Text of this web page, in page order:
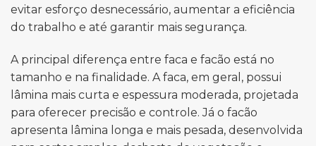
evitar esforço desnecessário, aumentar a eficiência
do trabalho e até garantir mais segurança.
A principal diferença entre faca e facão está no
tamanho e na finalidade. A faca, em geral, possui
lâmina mais curta e espessura moderada, projetada
para oferecer precisão e controle. Já o facão
apresenta lâmina longa e mais pesada, desenvolvida